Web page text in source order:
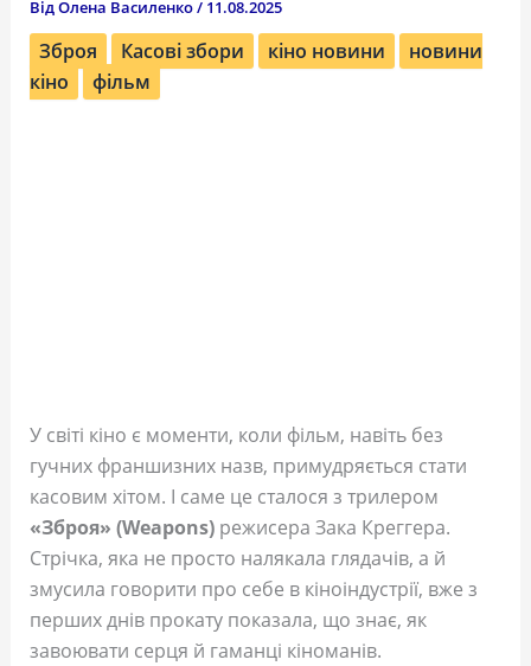
ВідОлена Василенко/ 11.08.2025
Зброя Касові збори кіно новини
новини
кіно
фільм
У світі кіно є моменти, коли фільм, навіть без
гучних франшизних назв, примудряється стати
касовим хітом. І саме це сталося з трилером
«Зброя» (Weapons)режисера Зака Креггера.
Стрічка, яка не просто налякала глядачів, а й
змусила говорити про себе в кіноіндустрії, вже з
перших днів прокату показала, що знає, як
завоювати серця й гаманці кіноманів.